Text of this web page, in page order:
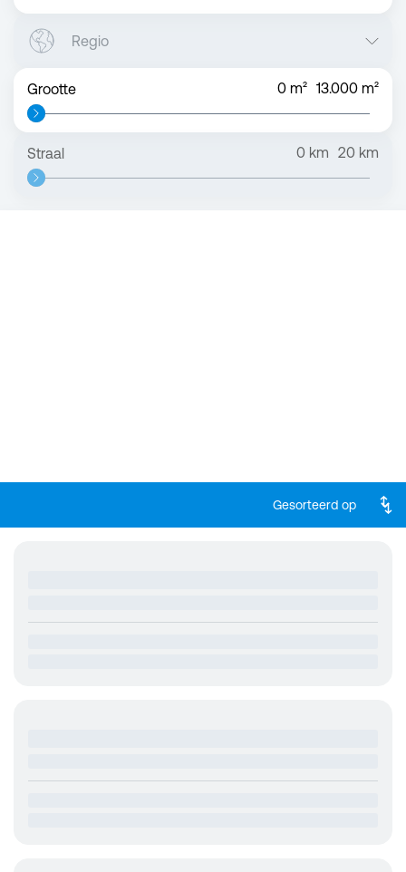
Regio
Grootte 0 m² 13.000 m²
Straal 0 km 20 km